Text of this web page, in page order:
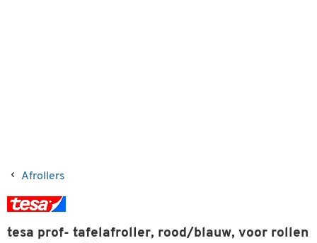
Afrollers
tesa prof- tafelafroller, rood/blauw, voor rollen